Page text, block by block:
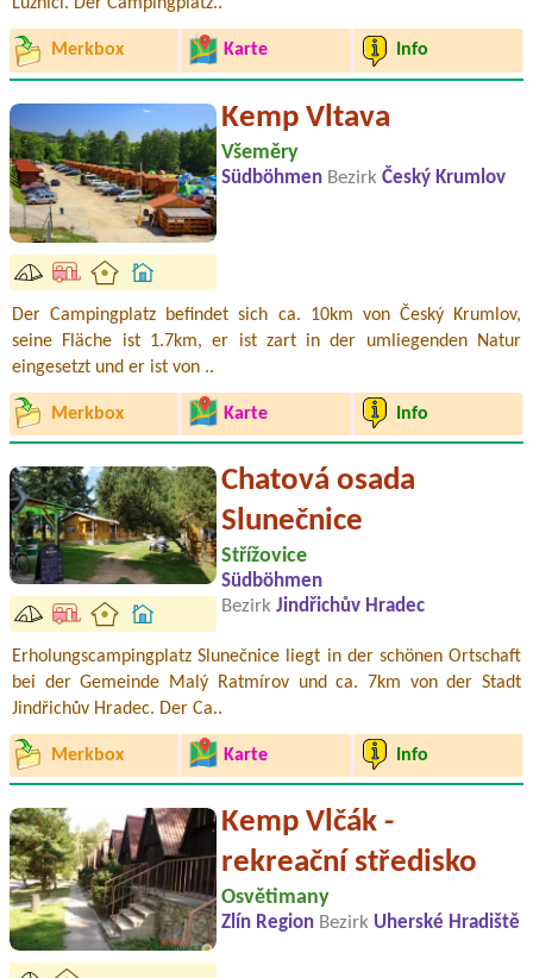
Merkbox Karte Info
Kemp Vltava
Všeměry
Südböhmen Bezirk Český Krumlov
Der Campingplatz befindet sich ca. 10km von Český Krumlov,
seine Fläche ist 1.7km, er ist zart in der umliegenden Natur
eingesetzt und er ist von ..
Merkbox Karte Info
Chatová osada
Slunečnice
Střížovice
Südböhmen
Bezirk Jindřichův Hradec
Erholungscampingplatz Slunečnice liegt in der schönen Ortschaft
bei der Gemeinde Malý Ratmírov und ca. 7km von der Stadt
Jindřichův Hradec. Der Ca..
Merkbox Karte Info
Kemp Vlčák -
rekreační středisko
Osvětimany
Zlín Region Bezirk Uherské Hradiště